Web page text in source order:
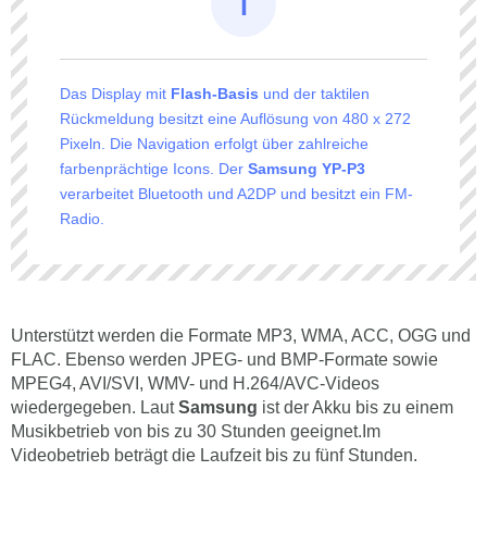
Das Display mit Flash-Basis und der taktilen
Rückmeldung besitzt eine Auflösung von 480 x 272
Pixeln. Die Navigation erfolgt über zahlreiche
farbenprächtige Icons. Der Samsung YP-P3
verarbeitet Bluetooth und A2DP und besitzt ein FM-
Radio.
Unterstützt werden die Formate MP3, WMA, ACC, OGG und
FLAC. Ebenso werden JPEG- und BMP-Formate sowie
MPEG4, AVI/SVI, WMV- und H.264/AVC-Videos
wiedergegeben. LautSamsung ist der Akku bis zu einem
Musikbetrieb von bis zu 30 Stunden geeignet.Im
Videobetrieb beträgt die Laufzeit bis zu fünf Stunden.